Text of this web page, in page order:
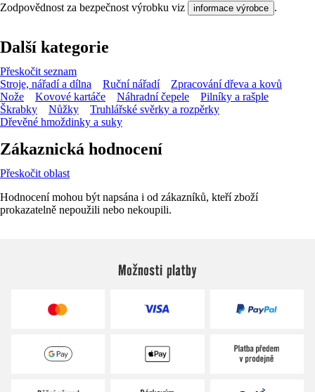
Zodpovědnost za bezpečnost výrobku viz informace výrobce .
Další kategorie
Přeskočit seznam
Stroje, nářadí a dílna
Ruční nářadí
Zpracování dřeva a kovů
Nože
Kovové kartáče Náhradní čepele
Pilníky a rašple
Škrabky
Nůžky
Truhlářské svěrky a rozpěrky
Dřevěné hmoždinky a suky
Zákaznická hodnocení
Přeskočit oblast
Hodnocení mohou být napsána i od zákazníků, kteří zboží
prokazatelně nepoužili nebo nekoupili.
Možnosti platby